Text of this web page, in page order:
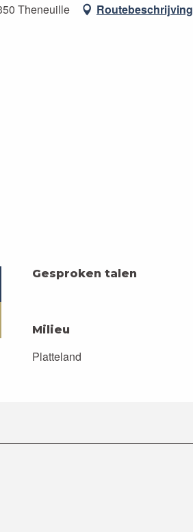
Theneuille Routebeschrijving
Gesproken talen
Gesproken talen
Milieu
Milieu
Platteland